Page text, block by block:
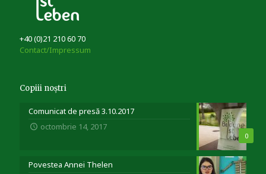
+40 (0)21 210 60 70
Contact/Impressum
Copiii noștri
0
Comunicat de presă 3.10.2017
octombrie 14, 2017
Povestea Annei Thelen